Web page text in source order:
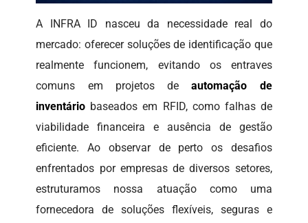
A INFRA ID nasceu da necessidade real do
mercado: oferecer soluções de identificação que
realmente funcionem, evitando os entraves
comuns em projetos deautomação de
inventário baseados em RFID, como falhas de
viabilidade financeira e ausência de gestão
eficiente. Ao observar de perto os desafios
enfrentados por empresas de diversos setores,
estruturamos nossa atuação como uma
fornecedora de soluções flexíveis, seguras e